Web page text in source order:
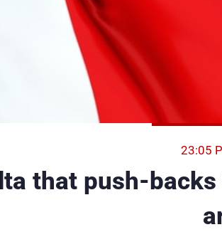
23:05
that push-